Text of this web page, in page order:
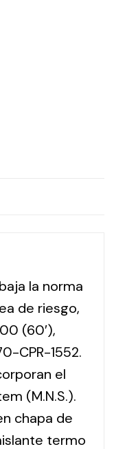
of needs.
la norma
de riesgo,
(60′),
CPR-1552.
el
(M.N.S.).
chapa de
termo